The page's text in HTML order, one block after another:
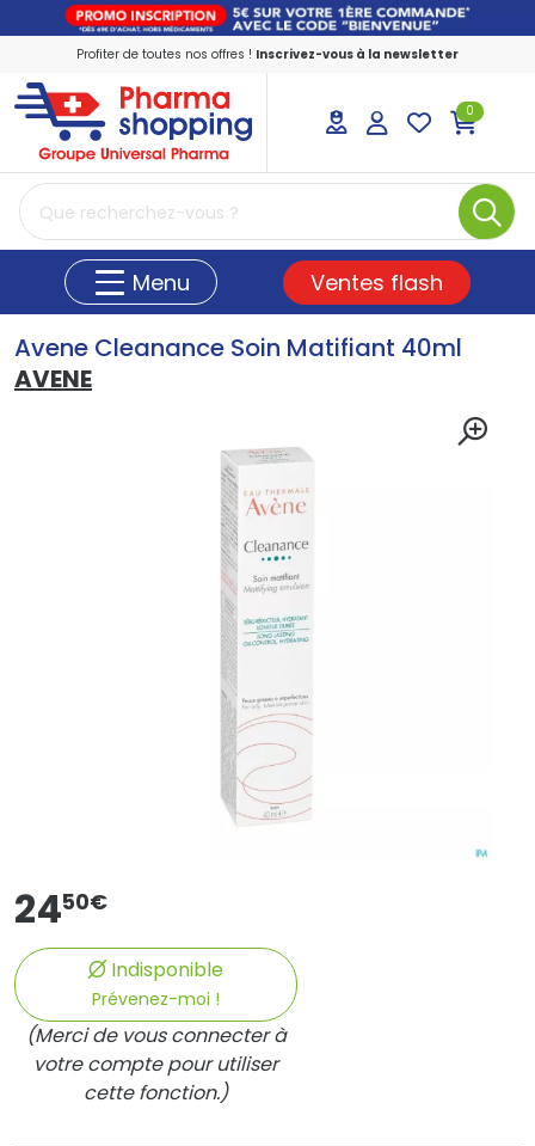
Profiter de toutes nos offres ! Inscrivez-vous à la newsletter
PharmaShopping Votre pharmacie en
0
Menu Ventes flash
Avene Cleanance Soin Matifiant 40ml
AVENE
2450€
Indisponible
Prévenez-moi !
(Merci de vous connecter à
votre compte pour utiliser
cette fonction.)